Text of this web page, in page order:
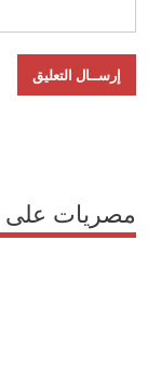
مصريات على